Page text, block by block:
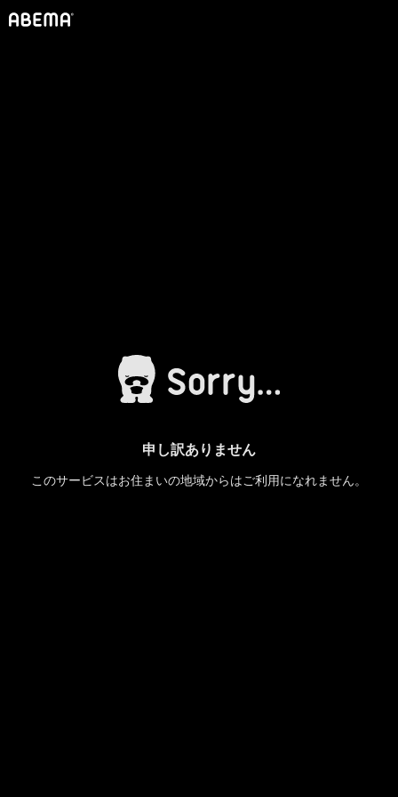
申し訳ありません
このサービスはお住まいの地域からはご利用になれません。